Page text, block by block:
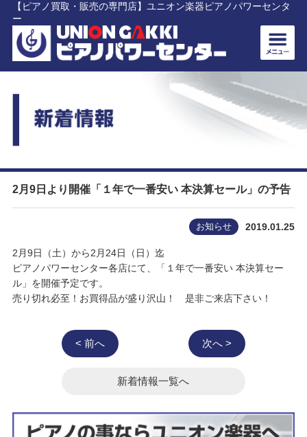
【ピアノ買取・販売の専門店】ユニオン楽器ピアノパワーセンタ
ー
2月9日より開催「１年で一番安い 本決算セール」の予告
お知らせ 2019.01.25
2月9日（土）から2月24日（日）迄
ピアノパワーセンター各店にて、「１年で一番安い 本決算セー
ル」を開催予定です。
売り切れ必至！お買得品が盛り沢山！ 是非ご来店下さい！
< 前へ 次へ >
新着情報一覧へ